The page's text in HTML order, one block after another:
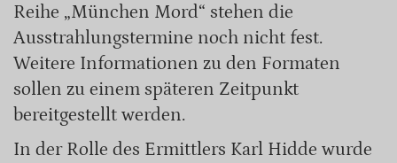
Reihe „München Mord“ stehen die
Ausstrahlungstermine noch nicht fest.
Weitere Informationen zu den Formaten
sollen zu einem späteren Zeitpunkt
bereitgestellt werden.
In der Rolle des Ermittlers Karl Hidde wurde